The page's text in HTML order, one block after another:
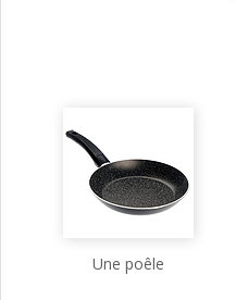
Une poêle